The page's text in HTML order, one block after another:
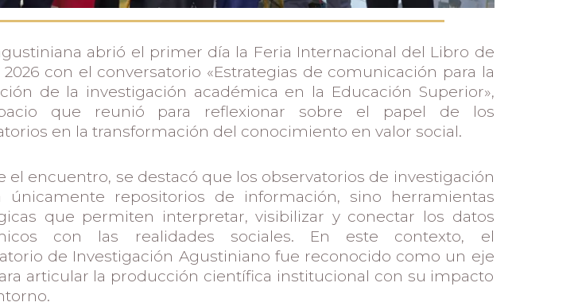
abrió el primer día la Feria Internacional del Libro de
2026 con el conversatorio «Estrategias de comunicación para la
de la investigación académica en la Educación Superior»,
que reunió para reflexionar sobre el papel de los
en la transformación del conocimiento en valor social.
el encuentro, se destacó que los observatorios de investigación
únicamente repositorios de información, sino herramientas
que permiten interpretar, visibilizar y conectar los datos
con las realidades sociales. En este contexto, el
de Investigación Agustiniano fue reconocido como un eje
articular la producción científica institucional con su impacto